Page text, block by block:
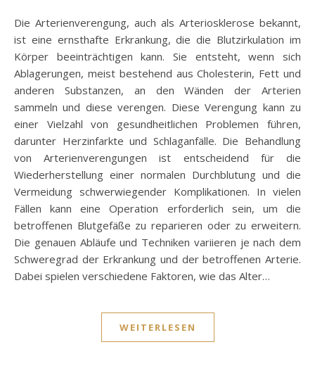
Die Arterienverengung, auch als Arteriosklerose bekannt,
ist eine ernsthafte Erkrankung, die die Blutzirkulation im
Körper beeinträchtigen kann. Sie entsteht, wenn sich
Ablagerungen, meist bestehend aus Cholesterin, Fett und
anderen Substanzen, an den Wänden der Arterien
sammeln und diese verengen. Diese Verengung kann zu
einer Vielzahl von gesundheitlichen Problemen führen,
darunter Herzinfarkte und Schlaganfälle. Die Behandlung
von Arterienverengungen ist entscheidend für die
Wiederherstellung einer normalen Durchblutung und die
Vermeidung schwerwiegender Komplikationen. In vielen
Fällen kann eine Operation erforderlich sein, um die
betroffenen Blutgefäße zu reparieren oder zu erweitern.
Die genauen Abläufe und Techniken variieren je nach dem
Schweregrad der Erkrankung und der betroffenen Arterie.
Dabei spielen verschiedene Faktoren, wie das Alter…
WEITERLESEN